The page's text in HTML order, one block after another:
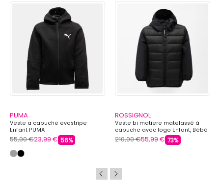
PUMA
Veste a capuche evostripe
Enfant PUMA
55,00 €23,99 € 56%
ROSSIGNOL
Veste bi matiere matelassé à
capuche avec logo Enfant, Bébé
ROSSIGNOL
210,00 €55,99 € 73%